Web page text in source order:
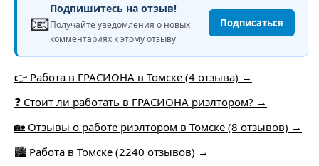
📧
Подпишитесь на отзыв!
Получайте уведомления о новых
комментариях к этому отзыву
Подписаться
👉 Работа в ГРАСИОНА в Томске (4 отзыва) →
❓ Стоит ли работать в ГРАСИОНА риэлтором? →
🏡 Отзывы о работе риэлтором в Томске (8 отзывов) →
🏙️ Работа в Томске (2240 отзывов) →